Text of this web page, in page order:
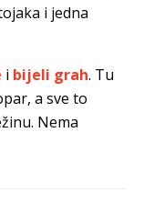
i jedna
i bijeli grah. Tu
a sve to
Nema